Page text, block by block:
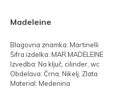
Madeleine
Blagovna znamka: Martinelli
Šifra izdelka: MAR.MADELEINE
Izvedba: Na ključ, cilinder, wc
Obdelava: Črna, Nikelj, Zlata
Material: Medenina